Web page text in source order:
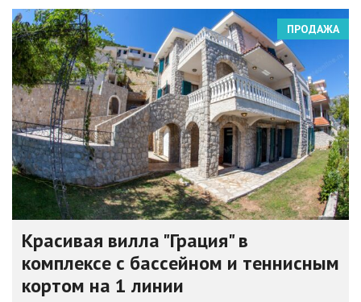
ПРОДАЖА
Красивая вилла "Грация" в
комплексе с бассейном и теннисным
кортом на 1 линии